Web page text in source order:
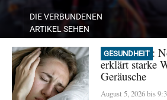
DIE VERBUNDENEN
ARTIKEL SEHEN
GESUNDHEIT
Misophonie:
erklärt starke
Geräusche
August 5, 2026 bis